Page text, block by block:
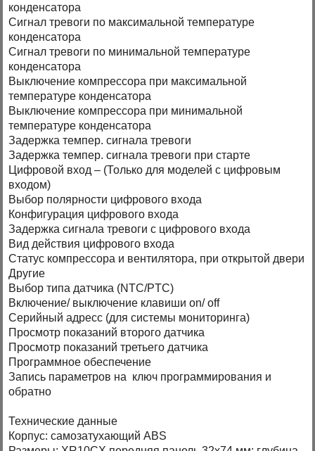
конденсатора
Сигнал тревоги по максимальной температуре
конденсатора
Сигнал тревоги по минимальной температуре
конденсатора
Выключение компрессора при максимальной
температуре конденсатора
Выключение компрессора при минимальной
температуре конденсатора
Задержка темпер. сигнала тревоги
Задержка темпер. сигнала тревоги при старте
Цифровой вход – (Только для моделей с цифровым
входом)
Выбор полярности цифрового входа
Конфигурация цифрового входа
Задержка сигнала тревоги с цифрового входа
Вид действия цифрового входа
Статус компрессора и вентилятора, при открытой двери
Другие
Выбор типа датчика (NTC/PTC)
Включение/ выключение клавиши on/ off
Серийный адресс (для системы мониторинга)
Просмотр показаний второго датчика
Просмотр показаний третьего датчика
Программное обеспечение
Запись параметров на ключ программирования и
обратно
Технические данные
Корпус: самозатухающий ABS